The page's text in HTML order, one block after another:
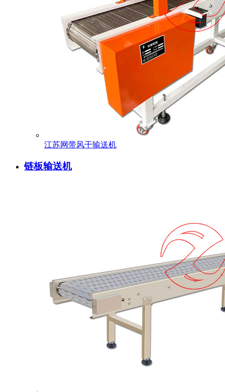
江苏网带风干输送机
链板输送机